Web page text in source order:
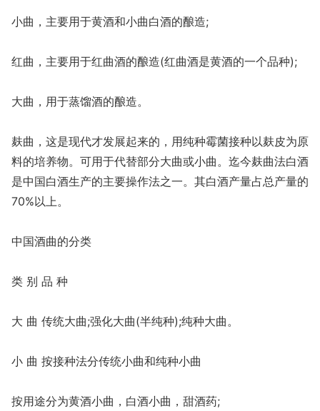
小曲，主要用于黄酒和小曲白酒的酿造;
红曲，主要用于红曲酒的酿造(红曲酒是黄酒的一个品种);
大曲，用于蒸馏酒的酿造。
麸曲，这是现代才发展起来的，用纯种霉菌接种以麸皮为原
料的培养物。可用于代替部分大曲或小曲。迄今麸曲法白酒
是中国白酒生产的主要操作法之一。其白酒产量占总产量的
70%以上。
中国酒曲的分类
类 别 品 种
大 曲 传统大曲;强化大曲(半纯种);纯种大曲。
小 曲 按接种法分传统小曲和纯种小曲
按用途分为黄酒小曲，白酒小曲，甜酒药;